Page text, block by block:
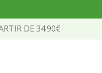
DE 34.90€